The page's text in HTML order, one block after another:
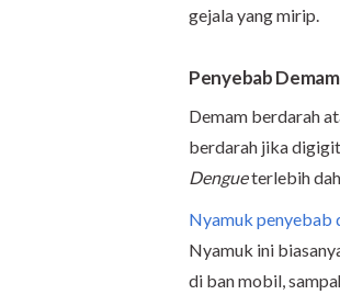
gejala yang mirip.
Penyebab
Demam berdarah
berdarah jika
Dengueterlebih
Nyamuk penyebab
Nyamuk ini
di ban mobil,